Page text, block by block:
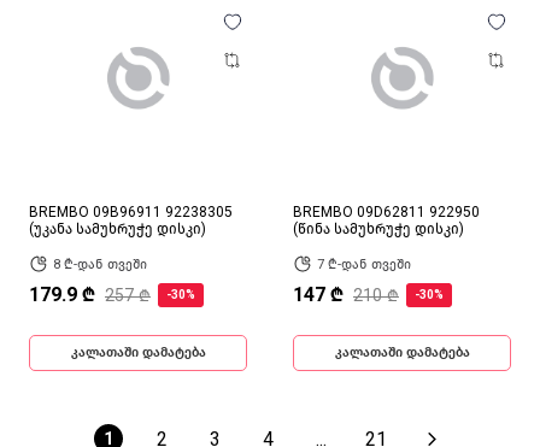
BREMBO 09B96911 92238305
(უკანა სამუხრუჭე დისკი)
8 ₾-დან თვეში
179.9 ₾ 257 ₾ -30%
კალათაში დამატება
BREMBO 09D62811 922950
(წინა სამუხრუჭე დისკი)
7 ₾-დან თვეში
147 ₾ 210 ₾ -30%
კალათაში დამატება
1 2 3 4 ... 21